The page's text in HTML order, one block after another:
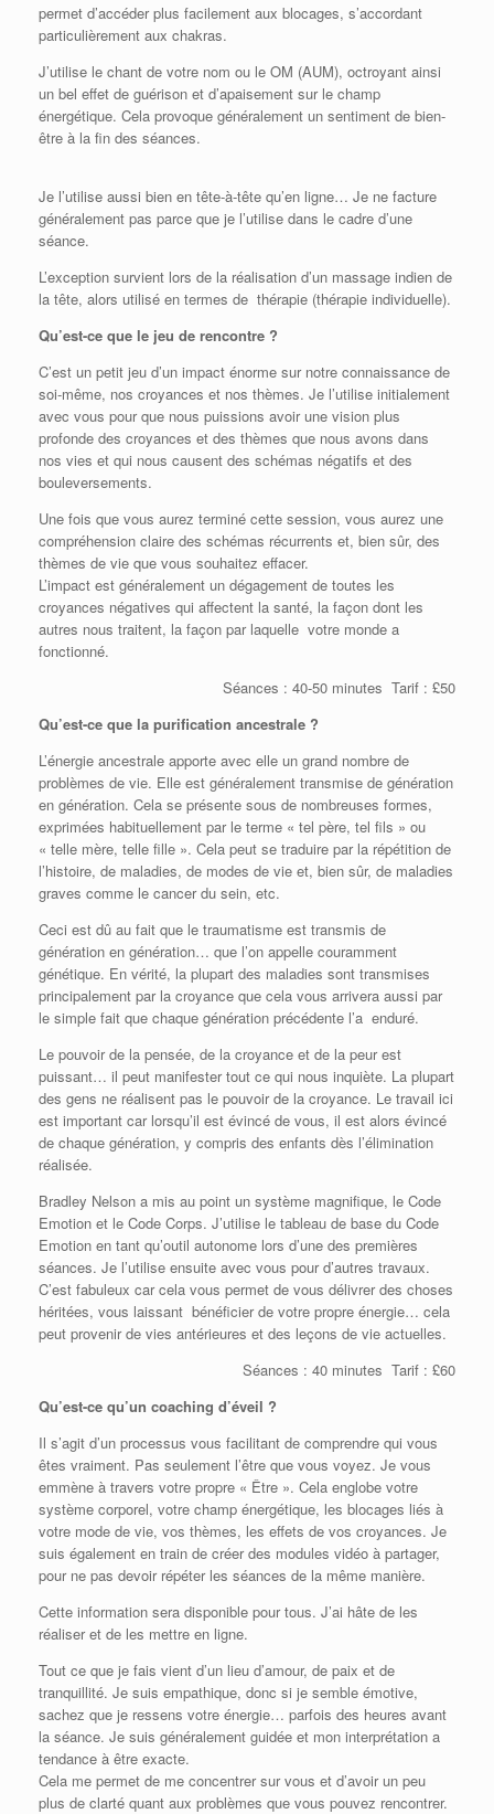
permet d’accéder plus facilement aux blocages, s’accordant
particulièrement aux chakras.
J’utilise le chant de votre nom ou le OM (AUM), octroyant ainsi
un bel effet de guérison et d’apaisement sur le champ
énergétique. Cela provoque généralement un sentiment de bien-
être à la fin des séances.
Je l’utilise aussi bien en tête-à-tête qu’en ligne… Je ne facture
généralement pas parce que je l’utilise dans le cadre d’une
séance.
L’exception survient lors de la réalisation d’un massage indien de
la tête, alors utilisé en termes de thérapie (thérapie individuelle).
Qu’est-ce que le jeu de rencontre ?
C’est un petit jeu d’un impact énorme sur notre connaissance de
soi-même, nos croyances et nos thèmes. Je l’utilise initialement
avec vous pour que nous puissions avoir une vision plus
profonde des croyances et des thèmes que nous avons dans
nos vies et qui nous causent des schémas négatifs et des
bouleversements.
Une fois que vous aurez terminé cette session, vous aurez une
compréhension claire des schémas récurrents et, bien sûr, des
thèmes de vie que vous souhaitez effacer.
L’impact est généralement un dégagement de toutes les
croyances négatives qui affectent la santé, la façon dont les
autres nous traitent, la façon par laquelle votre monde a
fonctionné.
Séances : 40-50 minutes Tarif : £50
Qu’est-ce que la purification ancestrale ?
L’énergie ancestrale apporte avec elle un grand nombre de
problèmes de vie. Elle est généralement transmise de génération
en génération. Cela se présente sous de nombreuses formes,
exprimées habituellement par le terme « tel père, tel fils » ou
« telle mère, telle fille ». Cela peut se traduire par la répétition de
l’histoire, de maladies, de modes de vie et, bien sûr, de maladies
graves comme le cancer du sein, etc.
Ceci est dû au fait que le traumatisme est transmis de
génération en génération… que l’on appelle couramment
génétique. En vérité, la plupart des maladies sont transmises
principalement par la croyance que cela vous arrivera aussi par
le simple fait que chaque génération précédente l’a enduré.
Le pouvoir de la pensée, de la croyance et de la peur est
puissant… il peut manifester tout ce qui nous inquiète. La plupart
des gens ne réalisent pas le pouvoir de la croyance. Le travail ici
est important car lorsqu’il est évincé de vous, il est alors évincé
de chaque génération, y compris des enfants dès l’élimination
réalisée.
Bradley Nelson a mis au point un système magnifique, le Code
Emotion et le Code Corps. J’utilise le tableau de base du Code
Emotion en tant qu’outil autonome lors d’une des premières
séances. Je l’utilise ensuite avec vous pour d’autres travaux.
C’est fabuleux car cela vous permet de vous délivrer des choses
héritées, vous laissant bénéficier de votre propre énergie… cela
peut provenir de vies antérieures et des leçons de vie actuelles.
Séances : 40 minutes Tarif : £60
Qu’est-ce qu’un coaching d’éveil ?
Il s’agit d’un processus vous facilitant de comprendre qui vous
êtes vraiment. Pas seulement l’être que vous voyez. Je vous
emmène à travers votre propre « Être ». Cela englobe votre
système corporel, votre champ énergétique, les blocages liés à
votre mode de vie, vos thèmes, les effets de vos croyances. Je
suis également en train de créer des modules vidéo à partager,
pour ne pas devoir répéter les séances de la même manière.
Cette information sera disponible pour tous. J’ai hâte de les
réaliser et de les mettre en ligne.
Tout ce que je fais vient d’un lieu d’amour, de paix et de
tranquillité. Je suis empathique, donc si je semble émotive,
sachez que je ressens votre énergie… parfois des heures avant
la séance. Je suis généralement guidée et mon interprétation a
tendance à être exacte.
Cela me permet de me concentrer sur vous et d’avoir un peu
plus de clarté quant aux problèmes que vous pouvez rencontrer.